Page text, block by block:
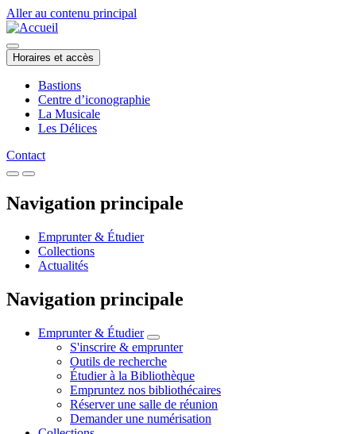
Aller au contenu principal
Horaires et accès
Bastions
Centre d’iconographie
La Musicale
Les Délices
Contact
Navigation principale
Emprunter & Étudier
Collections
Actualités
Navigation principale
Emprunter & Étudier
S'inscrire & emprunter
Outils de recherche
Étudier à la Bibliothèque
Empruntez nos bibliothécaires
Réserver une salle de réunion
Demander une numérisation